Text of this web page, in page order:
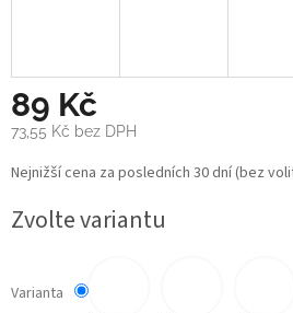
89 Kč
73,55 Kč bez DPH
Měrná
cena:
Nejnižší cena za posledních 30 dní (bez
Zvolte variantu
Varianta